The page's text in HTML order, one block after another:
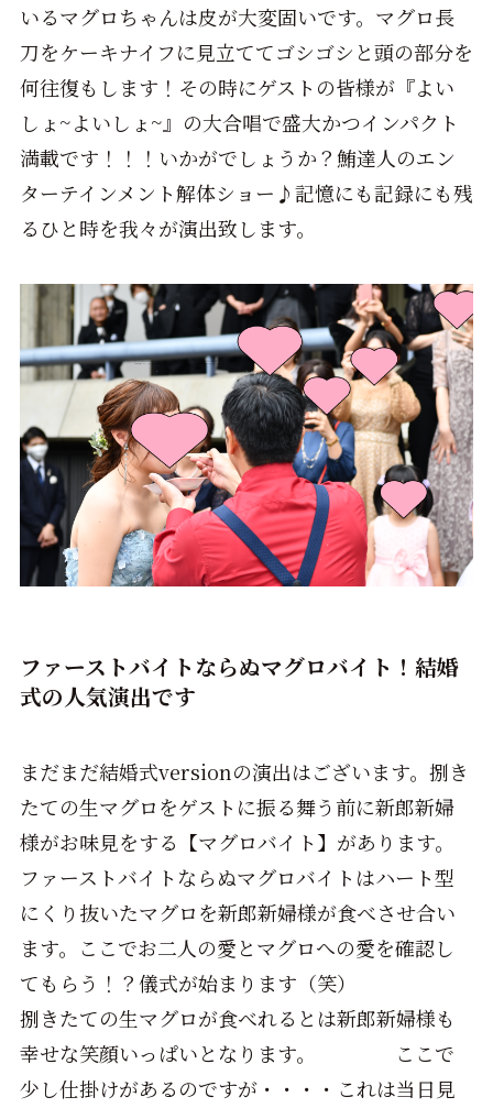
いるマグロちゃんは皮が大変固いです。マグロ長
刀をケーキナイフに見立ててゴシゴシと頭の部分を
何往復もします！その時にゲストの皆様が『よい
しょ~よいしょ~』の大合唱で盛大かつインパクト
満載です！！！いかがでしょうか？鮪達人のエン
ターテインメント解体ショー♪記憶にも記録にも残
るひと時を我々が演出致します。
ファーストバイトならぬマグロバイト！結婚
式の人気演出です
まだまだ結婚式versionの演出はございます。捌き
たての生マグロをゲストに振る舞う前に新郎新婦
様がお味見をする【マグロバイト】があります。
ファーストバイトならぬマグロバイトはハート型
にくり抜いたマグロを新郎新婦様が食べさせ合い
ます。ここでお二人の愛とマグロへの愛を確認し
てもらう！？儀式が始まります（笑）
捌きたての生マグロが食べれるとは新郎新婦様も
幸せな笑顔いっぱいとなります。 ここで
少し仕掛けがあるのですが・・・・これは当日見